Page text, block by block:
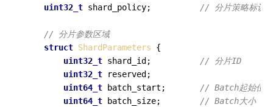
uint32_t shard_policy; // 分片策略标识
// 分片参数区域
struct ShardParameters {
uint32_t shard_id; // 分片ID
uint32_t reserved;
uint64_t batch_start; // Batch起始位置
uint64_t batch_size; // Batch大小